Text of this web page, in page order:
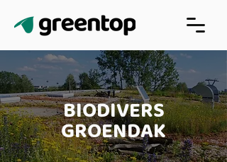
BIODIVERS
GROENDAK